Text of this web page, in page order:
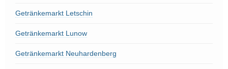
Getränkemarkt Letschin
Getränkemarkt Lunow
Getränkemarkt Neuhardenberg